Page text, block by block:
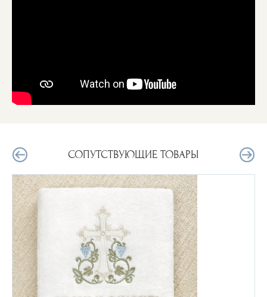
СОПУТСТВУЮЩИЕ ТОВАРЫ